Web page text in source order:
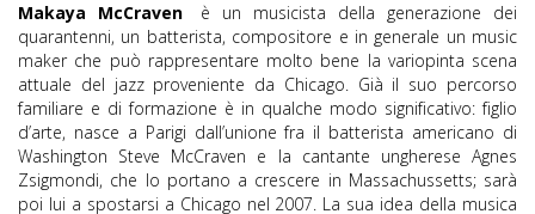
Makaya McCraven
è un musicista della generazione dei
quarantenni, un batterista, compositore e in generale un music
maker che può rappresentare molto bene la variopinta scena
attuale del jazz proveniente da Chicago. Già il suo percorso
familiare e di formazione è in qualche modo significativo: figlio
d’arte, nasce a Parigi dall’unione fra il batterista americano di
Washington Steve McCraven e la cantante ungherese Agnes
Zsigmondi, che lo portano a crescere in Massachussetts; sarà
poi lui a spostarsi a Chicago nel 2007. La sua idea della musica